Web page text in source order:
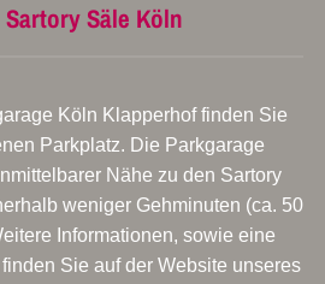
Säle Köln
Köln Klapperhof finden Sie
Parkplatz. Die Parkgarage
Nähe zu den Sartory
weniger Gehminuten (ca. 50
Informationen, sowie eine
Sie auf der Website unseres